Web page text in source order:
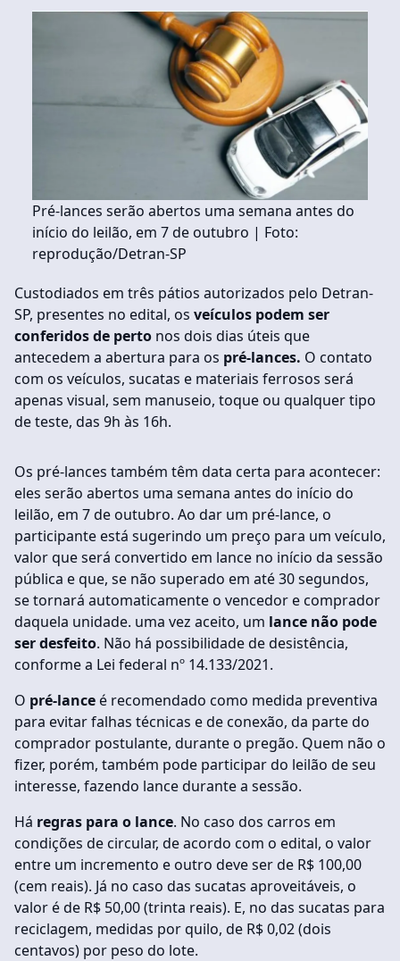
Pré-lances serão abertos uma semana antes do
início do leilão, em 7 de outubro | Foto:
reprodução/Detran-SP
Custodiados em três pátios autorizados pelo Detran-
SP, presentes no edital, os veículos podem ser
conferidos de perto nos dois dias úteis que
antecedem a abertura para os pré-lances. O contato
com os veículos, sucatas e materiais ferrosos será
apenas visual, sem manuseio, toque ou qualquer tipo
de teste, das 9h às 16h.
Os pré-lances também têm data certa para acontecer:
eles serão abertos uma semana antes do início do
leilão, em 7 de outubro. Ao dar um pré-lance, o
participante está sugerindo um preço para um veículo,
valor que será convertido em lance no início da sessão
pública e que, se não superado em até 30 segundos,
se tornará automaticamente o vencedor e comprador
daquela unidade. uma vez aceito, um lance não pode
ser desfeito. Não há possibilidade de desistência,
conforme a Lei federal nº 14.133/2021.
O pré-lance é recomendado como medida preventiva
para evitar falhas técnicas e de conexão, da parte do
comprador postulante, durante o pregão. Quem não o
fizer, porém, também pode participar do leilão de seu
interesse, fazendo lance durante a sessão.
Há regras para o lance. No caso dos carros em
condições de circular, de acordo com o edital, o valor
entre um incremento e outro deve ser de R$ 100,00
(cem reais). Já no caso das sucatas aproveitáveis, o
valor é de R$ 50,00 (trinta reais). E, no das sucatas para
reciclagem, medidas por quilo, de R$ 0,02 (dois
centavos) por peso do lote.